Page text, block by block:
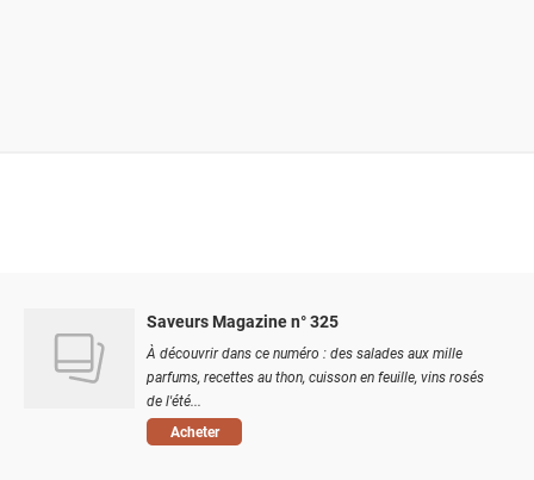
Saveurs Magazine n° 325
À découvrir dans ce numéro : des salades aux mille
parfums, recettes au thon, cuisson en feuille, vins rosés
de l'été...
Acheter